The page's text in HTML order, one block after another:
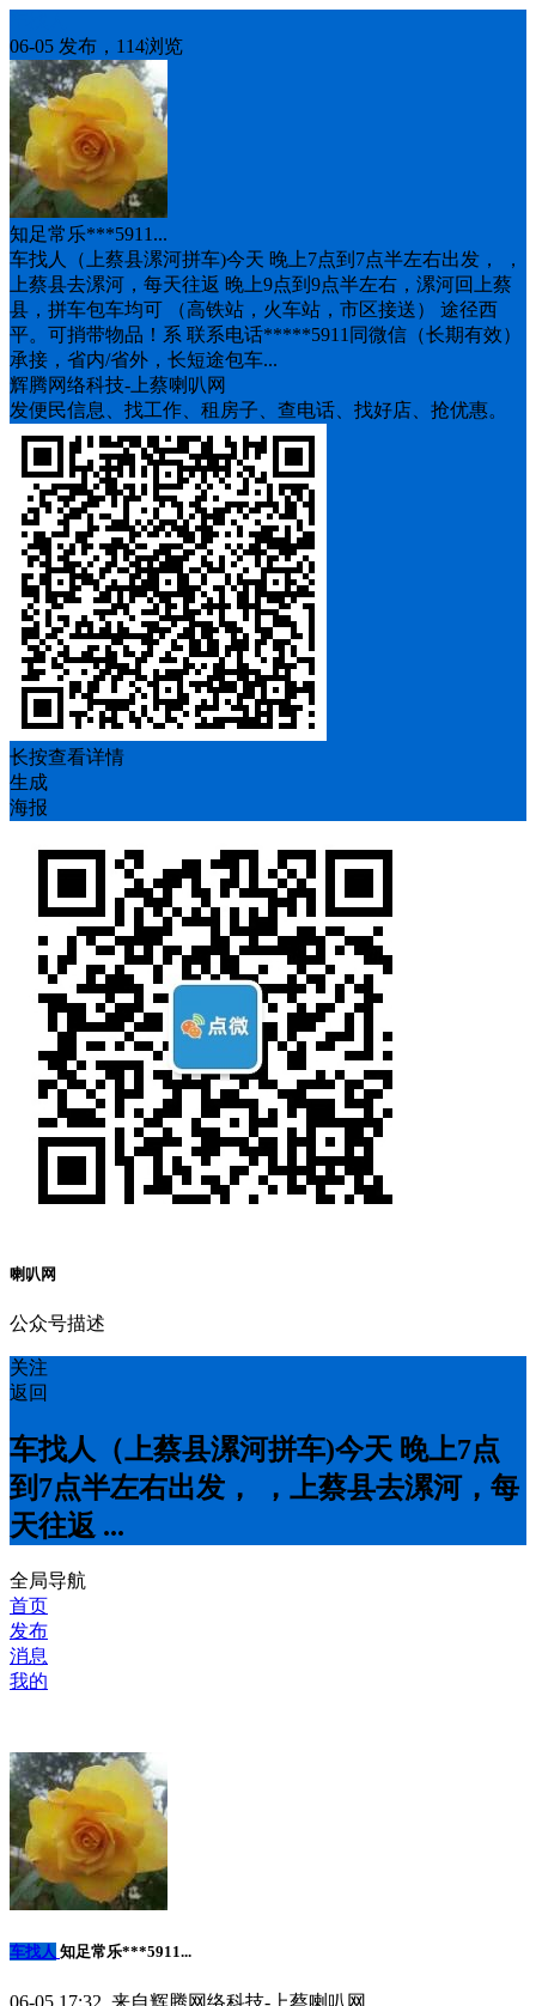
06-05 发布，114浏览
知足常乐***5911...
车找人（上蔡县漯河拼车)今天 晚上7点到7点半左右出发， ，
上蔡县去漯河，每天往返 晚上9点到9点半左右，漯河回上蔡
县，拼车包车均可 （高铁站，火车站，市区接送） 途径西
平。可捎带物品！系 联系电话*****5911同微信（长期有效）
承接，省内/省外，长短途包车...
辉腾网络科技-上蔡喇叭网
发便民信息、找工作、租房子、查电话、找好店、抢优惠。
长按查看详情
生成
海报
喇叭网
公众号描述
关注
返回
车找人（上蔡县漯河拼车)今天 晚上7点
到7点半左右出发， ，上蔡县去漯河，每
天往返 ...
全局导航
首页
发布
消息
我的
车找人 知足常乐***5911...
06-05 17:32 来自辉腾网络科技-上蔡喇叭网